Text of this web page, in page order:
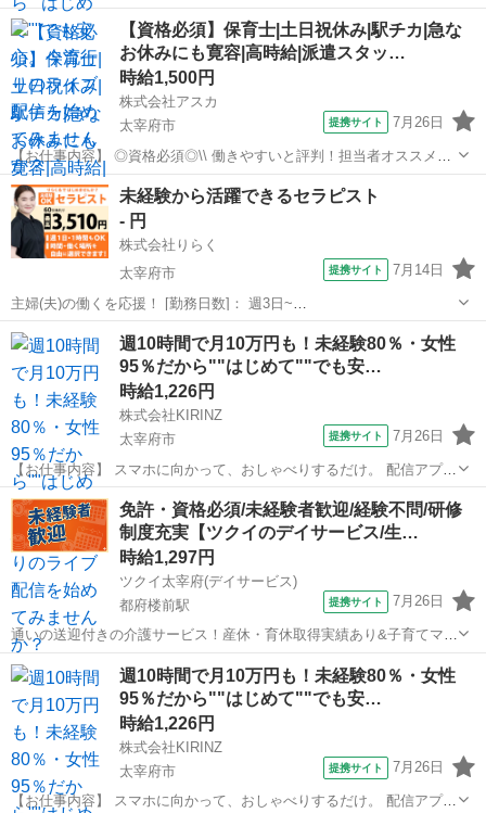
（17LIVE／Pococha／IRIAM など）でライブ配信するお仕事です。
——————————— 配信内容はぜんぶ自由
——————————— ・今日...
福岡 太宰府市 イベントスタッフ
【資格必須】保育士|土日祝休み|駅チカ|急な
お休みにも寛容|高時給|派遣スタッ…
時給1,500円
株式会社アスカ
太宰府市
提携サイト 7月26日
【お仕事内容】 ◎資格必須◎\\ 働きやすいと評判！担当者オススメ！
// ◆お仕事内容◆ 保育業務全般をお願いします 担任の先生のサポート
や園の掃除 子どもたちの見守りなど 書類もお手伝い程度なので安心！
ピアノが苦...
福岡 太宰府市 保育士
未経験から活躍できるセラピスト
- 円
株式会社りらく
太宰府市
提携サイト 7月14日
主婦(夫)の働くを応援！ [勤務日数]： 週3日~
10:00~16:00/10:00~15:00/10:00~17:00/13:00~18:00/15:00~23:00 月/
火/水/木/金/土/日 などから選べます [...
福岡 太宰府市 マッサージ
週10時間で月10万円も！未経験80％・女性
95％だから""はじめて""でも安…
時給1,226円
株式会社KIRINZ
太宰府市
提携サイト 7月26日
【お仕事内容】 スマホに向かって、おしゃべりするだけ。 配信アプリ
（17LIVE／Pococha／IRIAM など）でライブ配信するお仕事です。
——————————— 配信内容はぜんぶ自由
——————————— ・今日...
福岡 太宰府市 イベントスタッフ
免許・資格必須/未経験者歓迎/経験不問/研修
制度充実【ツクイのデイサービス/生…
時給1,297円
ツクイ太宰府(デイサービス)
都府楼前駅
提携サイト 7月26日
通いの送迎付きの介護サービス！産休・育休取得実績あり&子育てママ
在籍中！ライフイベントにも柔軟に対応しています。 ★☆ 働きやすい
メリット多数 ★☆ ＼＼サービス・職種の魅力／／ 生活相談員はサー
ビスの質の向上における重...
福岡 太宰府市 都府楼前駅 介護
週10時間で月10万円も！未経験80％・女性
95％だから""はじめて""でも安…
時給1,226円
株式会社KIRINZ
太宰府市
提携サイト 7月26日
【お仕事内容】 スマホに向かって、おしゃべりするだけ。 配信アプリ